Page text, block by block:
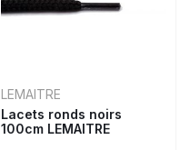
LEMAITRE
Lacets ronds noirs
100cm LEMAITRE